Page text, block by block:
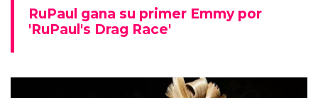
RuPaul gana su primer Emmy por
'RuPaul's Drag Race'